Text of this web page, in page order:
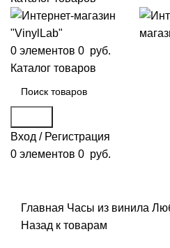
0 элементов 0 руб.
Каталог товаров
Вход / Регистрация
0 элементов 0 руб.
Главная Часы из винила
Назад к товарам